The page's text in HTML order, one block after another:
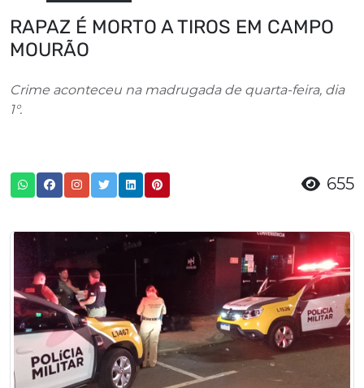
RAPAZ É MORTO A TIROS EM CAMPO
MOURÃO
Crime aconteceu na madrugada de quarta-feira, dia
1°.
655